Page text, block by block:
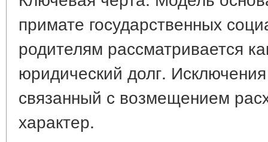
примате государственных
родителям рассматривается
юридический долг.
связанный с возмещением
характер.